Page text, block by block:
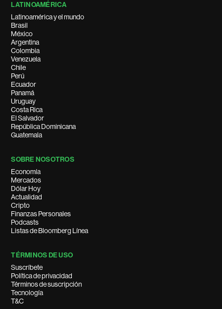
LATINOAMÉRICA
Latinoamérica y el mundo
Brasil
México
Argentina
Colombia
Venezuela
Chile
Perú
Ecuador
Panamá
Uruguay
Costa Rica
El Salvador
República Dominicana
Guatemala
SOBRE NOSOTROS
Economía
Mercados
Dólar Hoy
Actualidad
Cripto
Finanzas Personales
Podcasts
Listas de Bloomberg Línea
TÉRMINOS DE USO
Suscríbete
Política de privacidad
Términos de suscripción
Tecnología
T&C